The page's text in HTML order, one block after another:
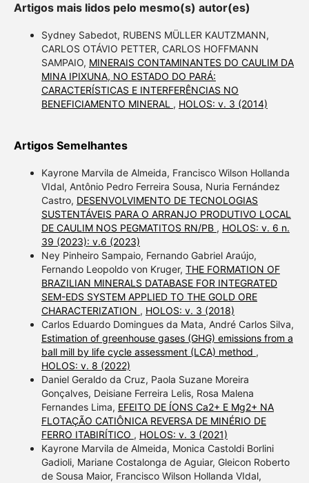
Artigos mais lidos pelo mesmo(s) autor(es)
Sydney Sabedot, RUBENS MÜLLER KAUTZMANN,
CARLOS OTÁVIO PETTER, CARLOS HOFFMANN
SAMPAIO, MINERAIS CONTAMINANTES DO CAULIM DA
MINA IPIXUNA, NO ESTADO DO PARÁ:
CARACTERÍSTICAS E INTERFERÊNCIAS NO
BENEFICIAMENTO MINERAL , HOLOS: v. 3 (2014)
Artigos Semelhantes
Kayrone Marvila de Almeida, Francisco Wilson Hollanda
VIdal, Antônio Pedro Ferreira Sousa, Nuria Fernández
Castro, DESENVOLVIMENTO DE TECNOLOGIAS
SUSTENTÁVEIS PARA O ARRANJO PRODUTIVO LOCAL
DE CAULIM NOS PEGMATITOS RN/PB , HOLOS: v. 6 n.
39 (2023): v.6 (2023)
Ney Pinheiro Sampaio, Fernando Gabriel Araújo,
Fernando Leopoldo von Kruger, THE FORMATION OF
BRAZILIAN MINERALS DATABASE FOR INTEGRATED
SEM-EDS SYSTEM APPLIED TO THE GOLD ORE
CHARACTERIZATION , HOLOS: v. 3 (2018)
Carlos Eduardo Domingues da Mata, André Carlos Silva,
Estimation of greenhouse gases (GHG) emissions from a
ball mill by life cycle assessment (LCA) method ,
HOLOS: v. 8 (2022)
Daniel Geraldo da Cruz, Paola Suzane Moreira
Gonçalves, Deisiane Ferreira Lelis, Rosa Malena
Fernandes Lima, EFEITO DE ÍONS Ca2+ E Mg2+ NA
FLOTAÇÃO CATIÔNICA REVERSA DE MINÉRIO DE
FERRO ITABIRÍTICO , HOLOS: v. 3 (2021)
Kayrone Marvila de Almeida, Monica Castoldi Borlini
Gadioli, Mariane Costalonga de Aguiar, Gleicon Roberto
de Sousa Maior, Francisco Wilson Hollanda VIdal,